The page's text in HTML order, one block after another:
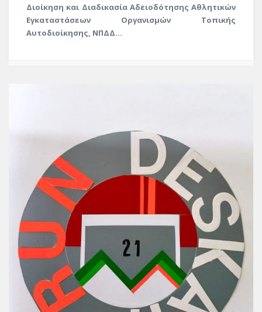
Διοίκηση και Διαδικασία Αδειοδότησης Αθλητικών
Εγκαταστάσεων Οργανισμών Τοπικής
Αυτοδιοίκησης, ΝΠΔΔ...